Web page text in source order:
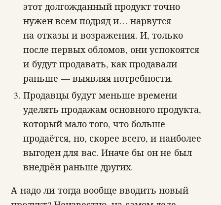
этот долгожданный продукт точно
нужен всем подряд и… нарвутся
на отказы и возражения. И, только
после первых обломов, они успокоятся
и будут продавать, как продавали
раньше — выявляя потребности.
Продавцы будут меньше времени
уделять продажам основного продукта,
который мало того, что больше
продаётся, но, скорее всего, и наиболее
выгоден для вас. Иначе бы он не был
внедрён раньше других.
А надо ли тогда вообще вводить новый